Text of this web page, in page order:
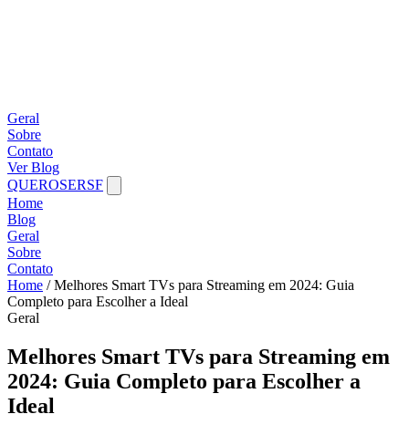
Geral
Sobre
Contato
Ver Blog
QUEROSERSF
Home
Blog
Geral
Sobre
Contato
Home / Melhores Smart TVs para Streaming em 2024: Guia
Completo para Escolher a Ideal
Geral
Melhores Smart TVs para Streaming em
2024: Guia Completo para Escolher a
Ideal